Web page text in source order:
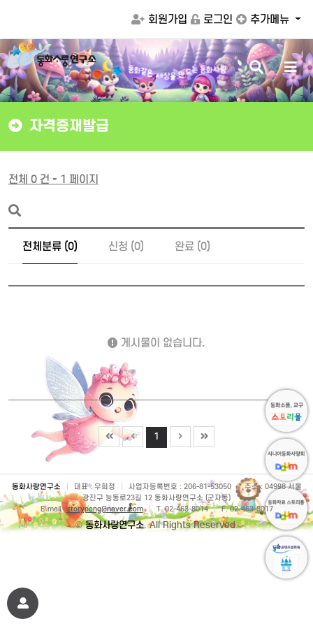
회원가입 로그인 추가메뉴
동화같은 세상을 만드는 동화사랑 검
색
버
튼
메
뉴
버
튼
자격증재발급
전체 0 건 - 1 페이지
전체분류 (0) 신청 (0) 완료 (0)
게시물이 없습니다.
1
동화사랑연구소 대표 : 우희정 사업자등록번호 : 206-81-53050 |
주소 : 04998 서울
광진구 능동로23길 12 동화사랑연구소 (군자동)
E-mail : storypong@naver.com | T. 02-463-8014 | F. 02-463-8017
©동화사랑연구소. All Rights Reserved.